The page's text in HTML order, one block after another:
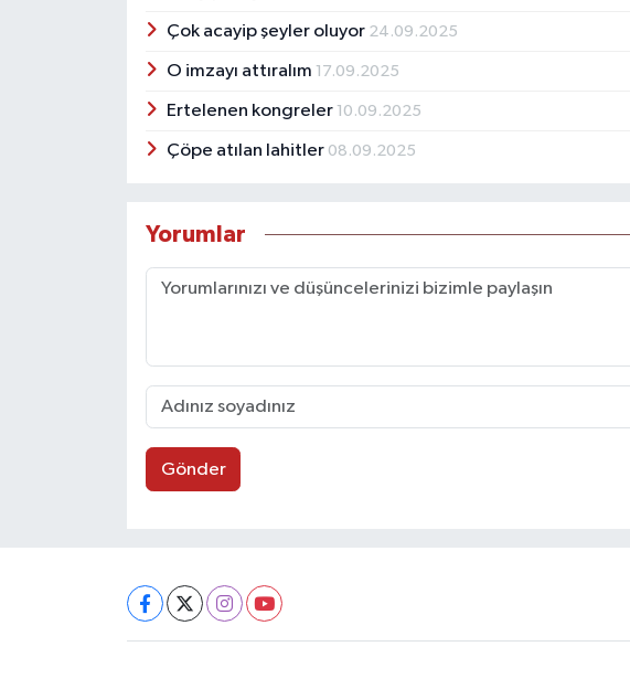
Çok acayip şeyler oluyor 24.09.2025
O imzayı attıralım 17.09.2025
Ertelenen kongreler 10.09.2025
Çöpe atılan lahitler 08.09.2025
Yorumlar
Gönder